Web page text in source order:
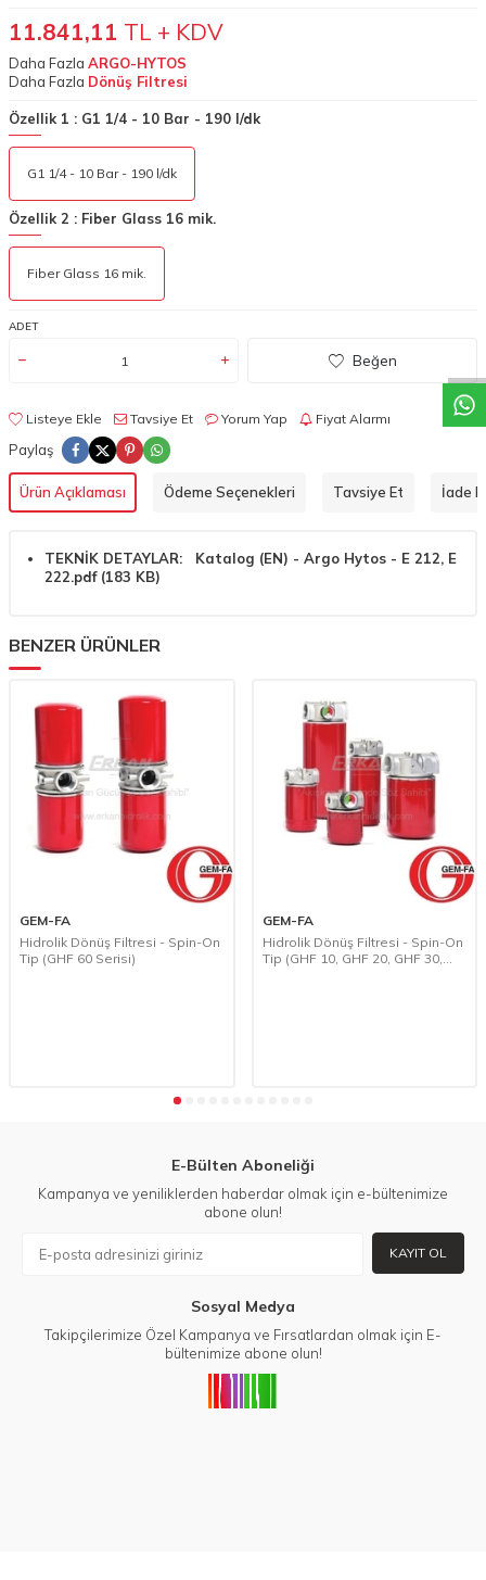
11.841,11 TL + KDV
Daha Fazla ARGO-HYTOS
Daha Fazla Dönüş Filtresi
Özellik 1 : G1 1/4 - 10 Bar - 190 l/dk
G1 1/4 - 10 Bar - 190 l/dk
Özellik 2 : Fiber Glass 16 mik.
Fiber Glass 16 mik.
ADET
Beğen
Listeye Ekle Tavsiye Et Yorum Yap Fiyat Alarmı
Paylaş
Ürün Açıklaması Ödeme Seçenekleri Tavsiye Et İade
TEKNİK DETAYLAR: Katalog (EN) - Argo Hytos - E 212, E
222.pdf (183 KB)
BENZER ÜRÜNLER
GEM-FA
Hidrolik Dönüş Filtresi - Spin-On
Tip (GHF 60 Serisi)
GEM-FA
Hidrolik Dönüş Filtresi - Spin-On
Tip (GHF 10, GHF 20, GHF 30,
E-Bülten Aboneliği
Kampanya ve yeniliklerden haberdar olmak için e-bültenimize
abone olun!
KAYIT OL
Sosyal Medya
Takipçilerimize Özel Kampanya ve Fırsatlardan olmak için E-
bültenimize abone olun!